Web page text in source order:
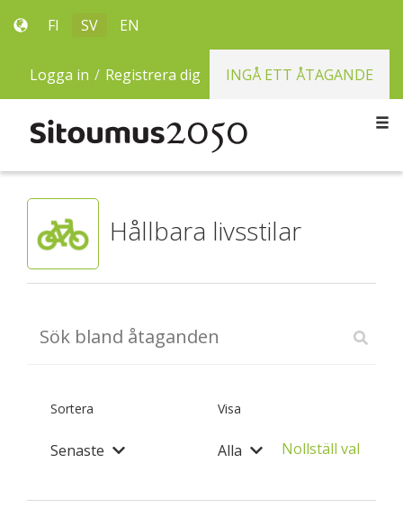
FI SV EN
Logga in / Registrera dig INGÅ ETT ÅTAGANDE
Hållbara livsstilar
Sortera
Senaste
Visa
Alla Nollställ val